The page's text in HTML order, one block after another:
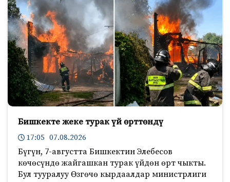
Бишкекте жеке турак үй өрттөндү
17:05 07.08.2026
Бүгүн, 7-августта Бишкектин Элебесов
көчөсүндө жайгашкан турак үйдөн өрт чыкты.
Бул тууралуу Өзгөчө кырдаалдар министрлиги